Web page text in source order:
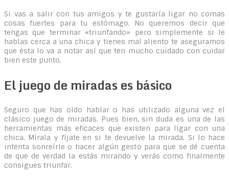
Si vas a salir con tus amigos y te gustaría ligar no comas
cosas fuertes para tu estómago. No queremos decir que
tengas que terminar «triunfando» pero simplemente si le
hablas cerca a una chica y tienes mal aliento te aseguramos
que ésta lo va a notar así que ten mucho cuidado con cuidar
bien este punto.
El juego de miradas es básico
Seguro que has oído hablar o has utilizado alguna vez el
clásico juego de miradas. Pues bien, sin duda es una de las
herramientas más eficaces que existen para ligar con una
chica. Mírala y fíjate en si te devuelve la mirada. Si lo hace
intenta sonreírle o hacer algún gesto para que se dé cuenta
de que de verdad la estás mirando y verás como finalmente
consigues triunfar.